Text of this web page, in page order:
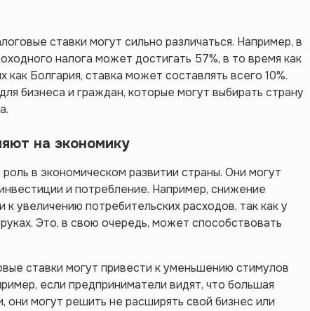
ставки могут сильно различаться. Например, в
налога может достигать 57%, в то время как
как Болгария, ставка может составлять всего 10%.
бизнеса и граждан, которые могут выбирать страну
на экономику
в экономическом развитии страны. Они могут
и потребление. Например, снижение
увеличению потребительских расходов, так как у
Это, в свою очередь, может способствовать
ставки могут привести к уменьшению стимулов
если предприниматели видят, что большая
они могут решить не расширять свой бизнес или